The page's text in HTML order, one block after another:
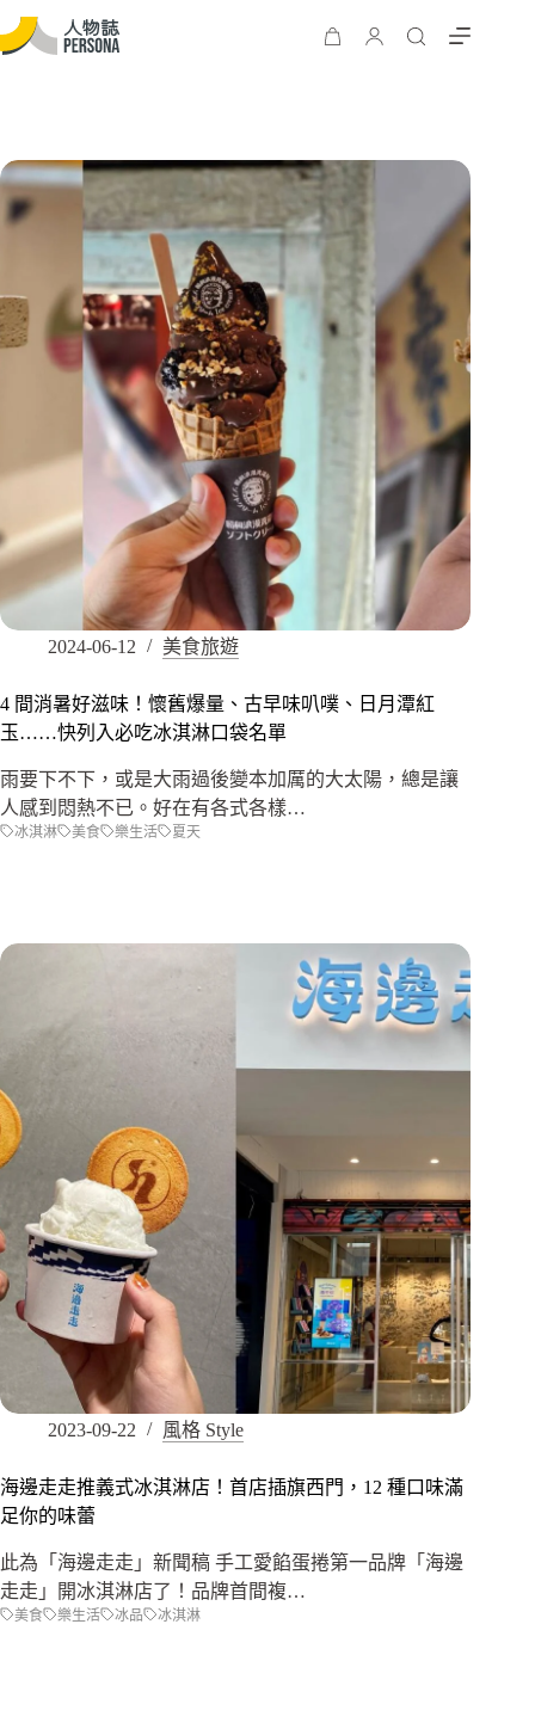
2024-06-12 美食旅遊
4 間消暑好滋味！懷舊爆量、古早味叭噗、日月潭紅
玉……快列入必吃冰淇淋口袋名單
雨要下不下，或是大雨過後變本加厲的大太陽，總是讓
人感到悶熱不已。好在有各式各樣…
冰淇淋 美食 樂生活 夏天
2023-09-22 風格 Style
海邊走走推義式冰淇淋店！首店插旗西門，12 種口味滿
足你的味蕾
此為「海邊走走」新聞稿 手工愛餡蛋捲第一品牌「海邊
走走」開冰淇淋店了！品牌首間複…
美食 樂生活 冰品 冰淇淋